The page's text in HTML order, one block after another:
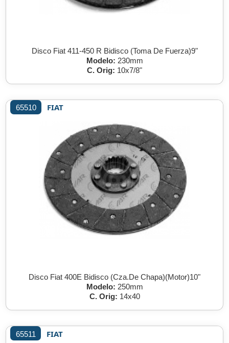
Disco Fiat 411-450 R Bidisco (Toma De Fuerza)9"
Modelo: 230mm
C. Orig: 10x7/8"
65510 FIAT
Disco Fiat 400E Bidisco (Cza.De Chapa)(Motor)10"
Modelo: 250mm
C. Orig: 14x40
65511 FIAT